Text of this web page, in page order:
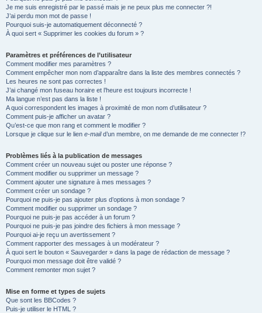
Je me suis enregistré par le passé mais je ne peux plus me connecter ?!
J’ai perdu mon mot de passe !
Pourquoi suis-je automatiquement déconnecté ?
À quoi sert « Supprimer les cookies du forum » ?
Paramètres et préférences de l’utilisateur
Comment modifier mes paramètres ?
Comment empêcher mon nom d’apparaître dans la liste des membres connectés ?
Les heures ne sont pas correctes !
J’ai changé mon fuseau horaire et l’heure est toujours incorrecte !
Ma langue n’est pas dans la liste !
A quoi correspondent les images à proximité de mon nom d’utilisateur ?
Comment puis-je afficher un avatar ?
Qu’est-ce que mon rang et comment le modifier ?
Lorsque je clique sur le lien e-maild’un membre, on me demande de me connecter !?
Problèmes liés à la publication de messages
Comment créer un nouveau sujet ou poster une réponse ?
Comment modifier ou supprimer un message ?
Comment ajouter une signature à mes messages ?
Comment créer un sondage ?
Pourquoi ne puis-je pas ajouter plus d’options à mon sondage ?
Comment modifier ou supprimer un sondage ?
Pourquoi ne puis-je pas accéder à un forum ?
Pourquoi ne puis-je pas joindre des fichiers à mon message ?
Pourquoi ai-je reçu un avertissement ?
Comment rapporter des messages à un modérateur ?
À quoi sert le bouton « Sauvegarder » dans la page de rédaction de message ?
Pourquoi mon message doit être validé ?
Comment remonter mon sujet ?
Mise en forme et types de sujets
Que sont les BBCodes ?
Puis-je utiliser le HTML ?